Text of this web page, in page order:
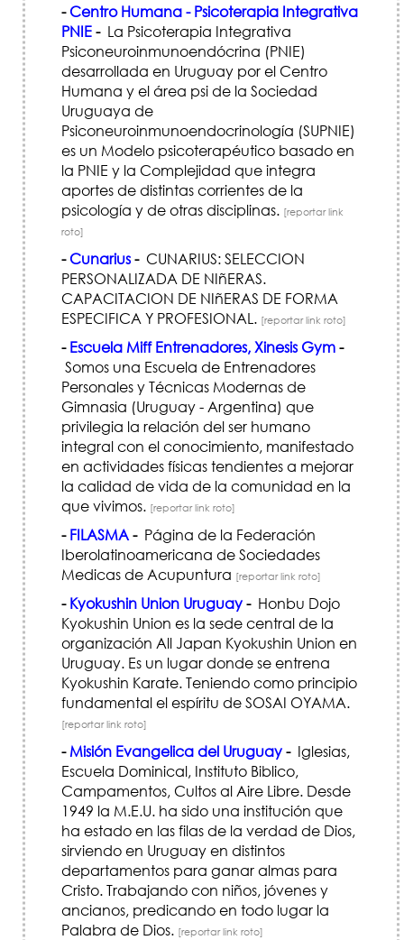
-Centro Humana - Psicoterapia Integrativa
PNIE-La Psicoterapia Integrativa
Psiconeuroinmunoendócrina (PNIE)
desarrollada en Uruguay por el Centro
Humana y el área psi de la Sociedad
Uruguaya de
Psiconeuroinmunoendocrinología (SUPNIE)
es un Modelo psicoterapéutico basado en
la PNIE y la Complejidad que integra
aportes de distintas corrientes de la
psicología y de otras disciplinas. [reportar link
roto]
-Cunarius-CUNARIUS: SELECCION
PERSONALIZADA DE NIñERAS.
CAPACITACION DE NIñERAS DE FORMA
ESPECIFICA Y PROFESIONAL. [reportar link roto]
- Escuela Miff Entrenadores, Xinesis Gym-
Somos una Escuela de Entrenadores
Personales y Técnicas Modernas de
Gimnasia (Uruguay - Argentina) que
privilegia la relación del ser humano
integral con el conocimiento, manifestado
en actividades físicas tendientes a mejorar
la calidad de vida de la comunidad en la
que vivimos. [reportar link roto]
- FILASMA-Página de la Federación
Iberolatinoamericana de Sociedades
Medicas de Acupuntura [reportar link roto]
- Kyokushin Union Uruguay-Honbu Dojo
Kyokushin Union es la sede central de la
organización All Japan Kyokushin Union en
Uruguay. Es un lugar donde se entrena
Kyokushin Karate. Teniendo como principio
fundamental el espíritu de SOSAI OYAMA.
[reportar link roto]
- Misión Evangelica del Uruguay-Iglesias,
Escuela Dominical, Instituto Biblico,
Campamentos, Cultos al Aire Libre. Desde
1949 la M.E.U. ha sido una institución que
ha estado en las filas de la verdad de Dios,
sirviendo en Uruguay en distintos
departamentos para ganar almas para
Cristo. Trabajando con niños, jóvenes y
ancianos, predicando en todo lugar la
Palabra de Dios. [reportar link roto]